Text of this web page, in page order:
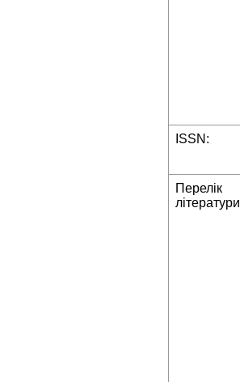
ISSN:
Перелік
літератури